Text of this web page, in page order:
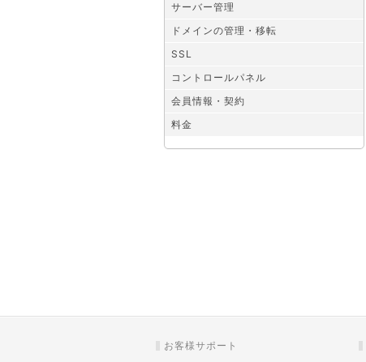
サーバー管理
ドメインの管理・移転
SSL
コントロールパネル
会員情報・契約
料金
お客様サポート